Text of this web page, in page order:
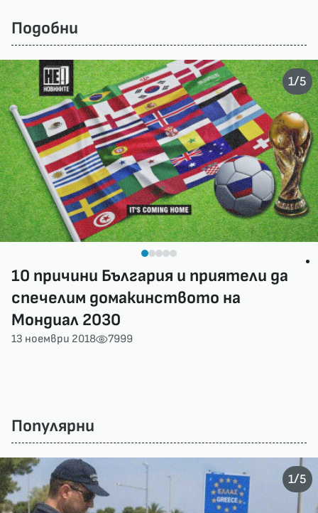
Подобни
10 причини България и приятели да
спечелим домакинството на
Мондиал 2030
13 ноември 2018 7999
1/5
Популярни
1/5